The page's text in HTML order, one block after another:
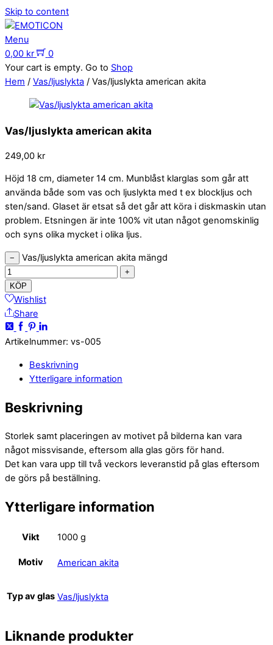
Skip to content
Menu
0,00 kr
0
Your cart is empty. Go to Shop
Hem / Vas/ljuslykta / Vas/ljuslykta american akita
Vas/ljuslykta american akita
249,00 kr
Höjd 18 cm, diameter 14 cm. Munblåst klarglas som går att
använda både som vas och ljuslykta med t ex blockljus och
sten/sand. Glaset är etsat så det går att köra i diskmaskin utan
problem. Etsningen är inte 100% vit utan något genomskinlig
och syns olika mycket i olika ljus.
− Vas/ljuslykta american akita mängd
+
KÖP
Wishlist
Share
Artikelnummer: vs-005
Beskrivning
Ytterligare information
Beskrivning
Storlek samt placeringen av motivet på bilderna kan vara
något missvisande, eftersom alla glas görs för hand.
Det kan vara upp till två veckors leveranstid på glas eftersom
de görs på beställning.
Ytterligare information
Vikt 1000 g
Motiv American akita
Typ av glas Vas/ljuslykta
Liknande produkter